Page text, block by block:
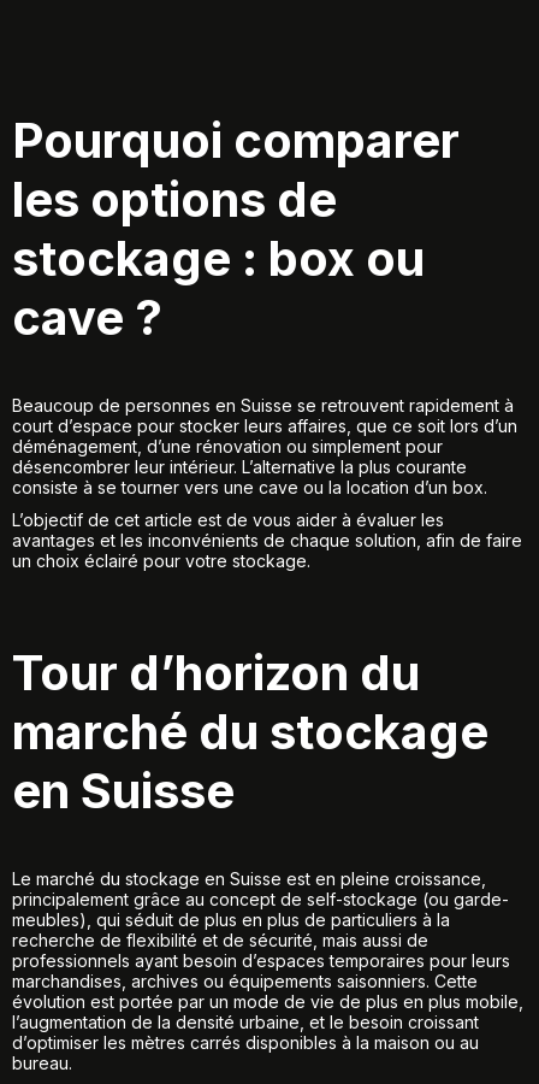
Pourquoi comparer
les options de
stockage : box ou
cave ?
Beaucoup de personnes en Suisse se retrouvent rapidement à
court d’espace pour stocker leurs affaires, que ce soit lors d’un
déménagement, d’une rénovation ou simplement pour
désencombrer leur intérieur. L’alternative la plus courante
consiste à se tourner vers une cave ou la location d’un box.
L’objectif de cet article est de vous aider à évaluer les
avantages et les inconvénients de chaque solution, afin de faire
un choix éclairé pour votre stockage.
Tour d’horizon du
marché du stockage
en Suisse
Le marché du stockage en Suisse est en pleine croissance,
principalement grâce au concept de self-stockage (ou garde-
meubles), qui séduit de plus en plus de particuliers à la
recherche de flexibilité et de sécurité, mais aussi de
professionnels ayant besoin d’espaces temporaires pour leurs
marchandises, archives ou équipements saisonniers. Cette
évolution est portée par un mode de vie de plus en plus mobile,
l’augmentation de la densité urbaine, et le besoin croissant
d’optimiser les mètres carrés disponibles à la maison ou au
bureau.